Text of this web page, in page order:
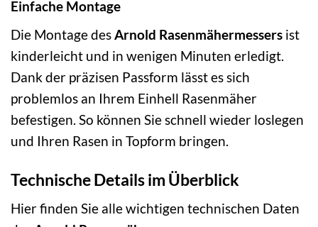
Einfache Montage
Die Montage desArnold Rasenmähermessers ist
kinderleicht und in wenigen Minuten erledigt.
Dank der präzisen Passform lässt es sich
problemlos an Ihrem Einhell Rasenmäher
befestigen. So können Sie schnell wieder loslegen
und Ihren Rasen in Topform bringen.
Technische Details im Überblick
Hier finden Sie alle wichtigen technischen Daten